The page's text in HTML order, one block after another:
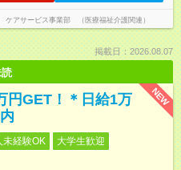
ケアサービス事業部 （医療福祉介護関連）
掲載日：2026.08.07
NEW
円GET！＊日給1万
未経験OK
大学生歓迎